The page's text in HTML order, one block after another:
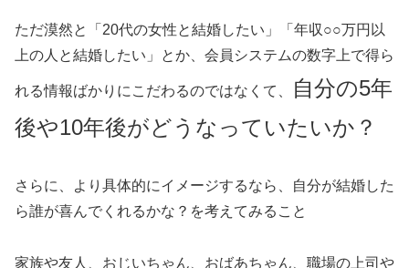
ただ漠然と「20代の女性と結婚したい」「年収○○万円以
上の人と結婚したい」とか、会員システムの数字上で得ら
れる情報ばかりにこだわるのではなくて、
自分の5年
後や10年後がどうなっていたいか？
さらに、より具体的にイメージするなら、自分が結婚した
ら誰が喜んでくれるかな？を考えてみること
家族や友人、おじいちゃん、おばあちゃん、職場の上司や